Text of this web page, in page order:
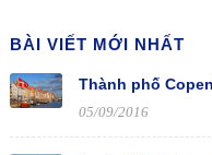
BÀI VIẾT MỚI NHẤT
Thành phố
05/09/2016